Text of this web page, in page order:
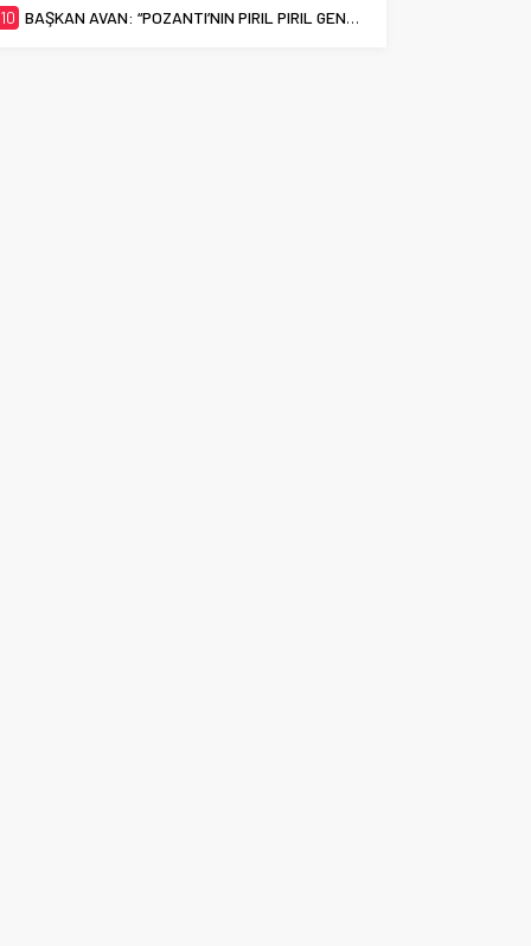
10 BAŞKAN AVAN: “POZANTI’NIN PIRIL PIRIL GENÇLERİ EN İYİ ÜNİVERSİTELERİ HAK EDİYOR”